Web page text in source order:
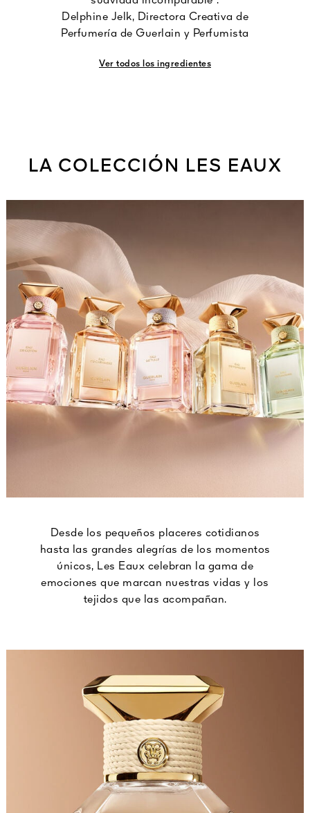
Delphine Jelk, Directora Creativa de
Perfumería de Guerlain y Perfumista
Ver todos los ingredientes
LA COLECCIÓN LES EAUX
Desde los pequeños placeres cotidianos
hasta las grandes alegrías de los momentos
únicos, Les Eaux celebran la gama de
emociones que marcan nuestras vidas y los
tejidos que las acompañan.